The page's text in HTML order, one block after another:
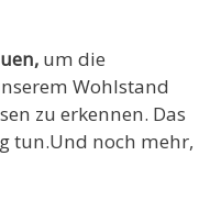
um die
Wohlstand
zu erkennen. Das
tun.Und noch mehr,